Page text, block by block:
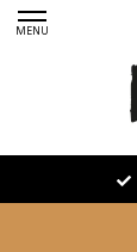
MENU